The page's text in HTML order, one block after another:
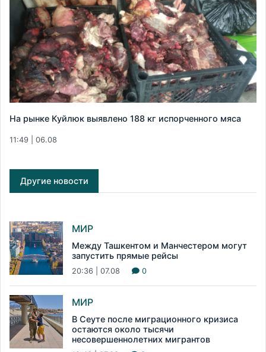
На рынке Куйлюк выявлено 188 кг испорченного мяса
11:49 | 06.08
Другие новости
МИР
Между Ташкентом и Манчестером могут
запустить прямые рейсы
20:36 | 07.08 0
МИР
В Сеуте после миграционного кризиса
остаются около тысячи
несовершеннолетних мигрантов